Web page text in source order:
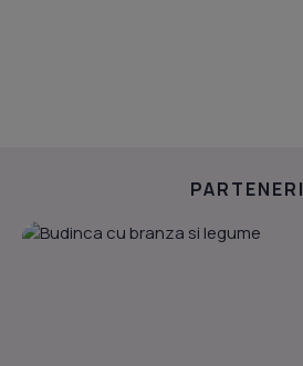
PARTENERI